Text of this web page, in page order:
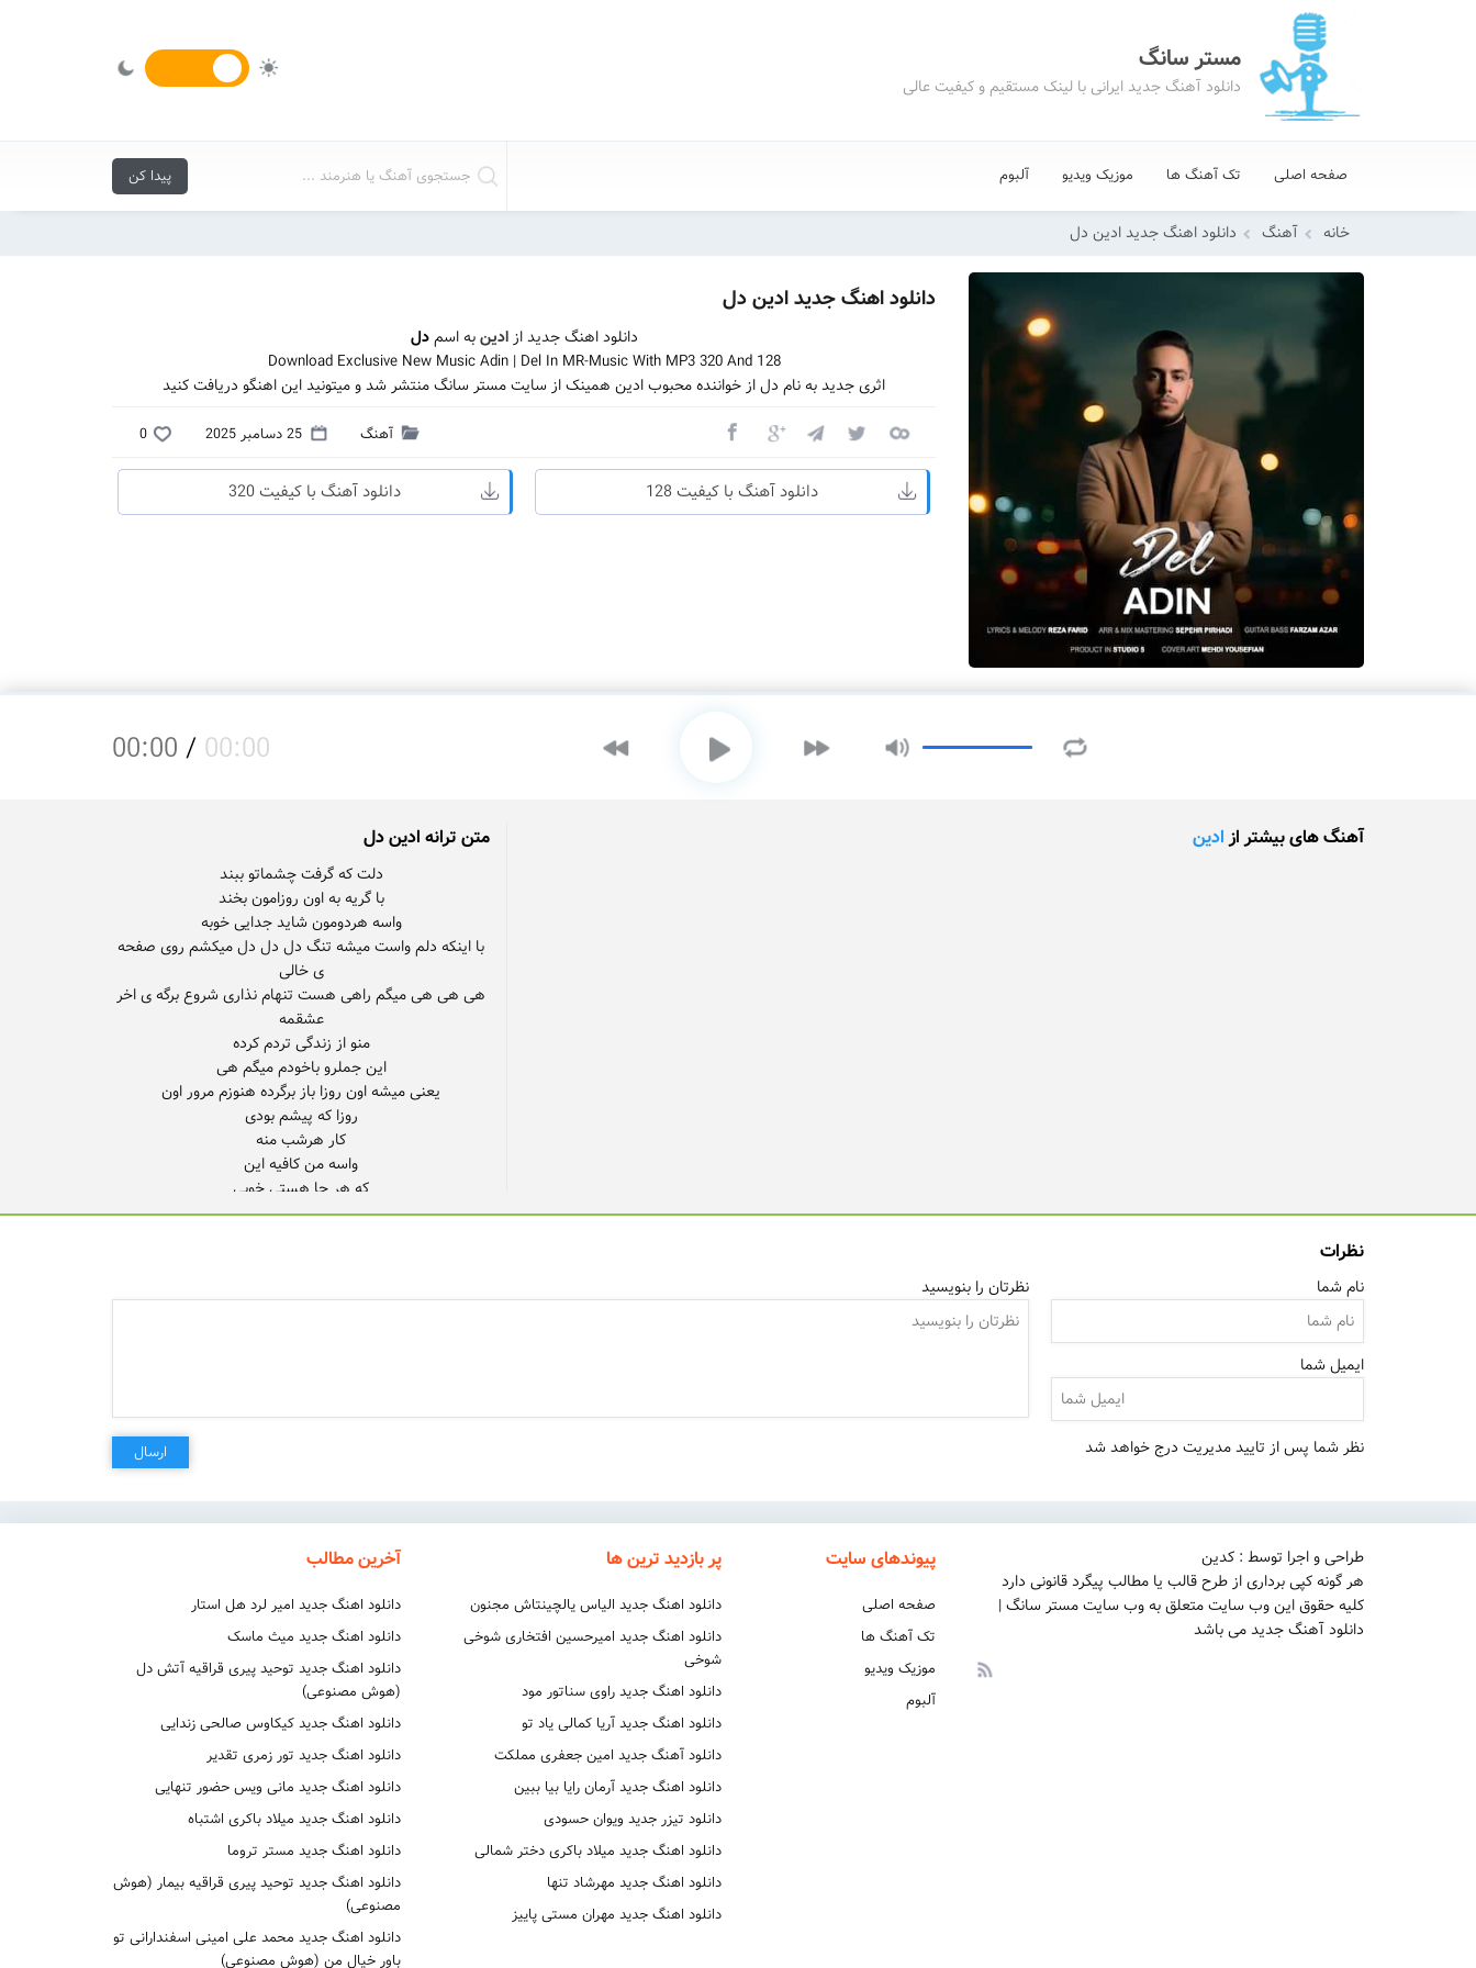
مستر سانگ
دانلود آهنگ جدید ایرانی با لینک مستقیم و کیفیت عالی
صفحه اصلی تک آهنگ ها موزیک ویدیو آلبوم
خانه آهنگ دانلود اهنگ جدید ادین دل
دانلود اهنگ جدید ادین دل
دانلود اهنگ جدید ازادینبه اسمدل
Download Exclusive New Music Adin | Del In MR-Music With MP3 320 And 128
اثری جدید به نام دل از خواننده محبوب ادین همینک از سایت مستر سانگ منتشر شد و میتونید این اهنگو دریافت کنید
آهنگ 25 دسامبر 2025 0
دانلود آهنگ با کیفیت 128 دانلود آهنگ با کیفیت 320
00:00 / 00:00
آهنگ های بیشتر ازادین متن ترانه ادین دل
با اینکه دلم واست میشه تنگ دل دل دل میکشم روی صفحه
هی هی هی میگم راهی هست تنهام نذاری شروع برگه ی اخر
نظرات
نام شما
ایمیل شما
نظرتان را بنویسید
نظر شما پس از تایید مدیریت درج خواهد شد ارسال
طراحی و اجرا توسط : کدین
هر گونه کپی برداری از طرح قالب یا مطالب پیگرد قانونی دارد
کلیه حقوق این وب سایت متعلق به وب سایت مستر سانگ |
دانلود آهنگ جدید می باشد
پیوندهای سایت
صفحه اصلی
تک آهنگ ها
موزیک ویدیو
آلبوم
پر بازدید ترین ها
دانلود اهنگ جدید الیاس یالچینتاش مجنون
دانلود اهنگ جدید امیرحسین افتخاری شوخی
شوخی
دانلود اهنگ جدید راوی سناتور مود
دانلود اهنگ جدید آریا کمالی یاد تو
دانلود آهنگ جدید امین جعفری مملکت
دانلود اهنگ جدید آرمان رایا بیا ببین
دانلود تیزر جدید ویوان حسودی
دانلود اهنگ جدید میلاد باکری دختر شمالی
دانلود اهنگ جدید مهرشاد تنها
دانلود اهنگ جدید مهران مستی پاییز
آخرین مطالب
دانلود اهنگ جدید امیر لرد هل استار
دانلود اهنگ جدید میث ماسک
دانلود اهنگ جدید توحید پیری قراقیه آتش دل
(هوش مصنوعی)
دانلود اهنگ جدید کیکاوس صالحی زندایی
دانلود اهنگ جدید تور زمری تقدیر
دانلود اهنگ جدید مانی ویس حضور تنهایی
دانلود اهنگ جدید میلاد باکری اشتباه
دانلود اهنگ جدید مستر تروما
دانلود اهنگ جدید توحید پیری قراقیه بیمار (هوش
مصنوعی)
دانلود اهنگ جدید محمد علی امینی اسفندارانی تو
باور خیال من (هوش مصنوعی)